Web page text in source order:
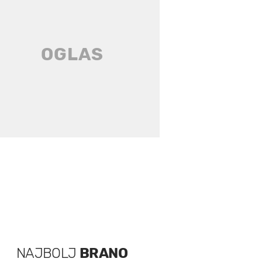
NAJBOLJ BRANO